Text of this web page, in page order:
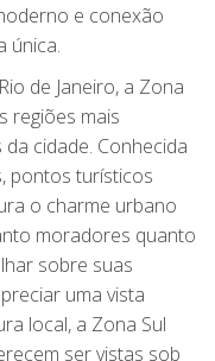
e conexão
única.
de Janeiro, a Zona
regiões mais
cidade. Conhecida
pontos turísticos
o charme urbano
moradores quanto
sobre suas
uma vista
local, a Zona Sul
ser vistas sob